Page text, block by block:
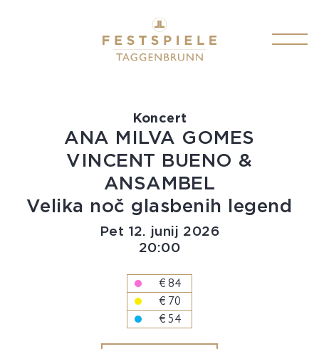
VSTOPNICE
INFORMACIJE O FESTIVALU
PIŠITE NAM
SL
Koncert
ANA MILVA GOMES
VINCENT BUENO &
ANSAMBEL
Velika noč glasbenih legend
Pet 12. junij 2026
20:00
€ 84
€ 70
€ 54